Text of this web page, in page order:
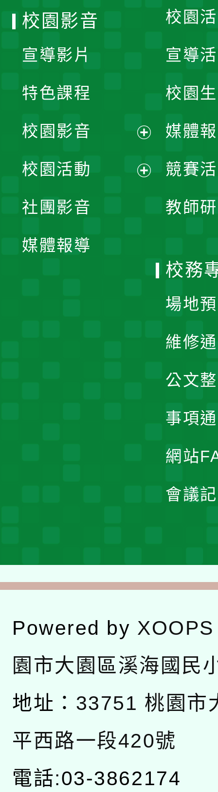
校園
宣導
校園
媒體
競賽
教師
校園影音
宣導影片
特色課程
校園影音
開
校園活動
社團影音
媒體報導
校務
場地
維修
公文
事項
網站
會議
Powered by XOOPS
園市大園區溪海國民
地址： 33751 桃園市
平西路一段420號
電話:03-3862174